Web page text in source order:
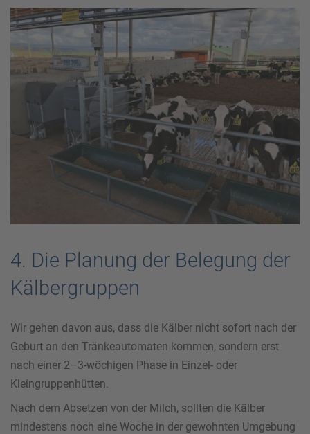
4. Die Planung der Belegung der
Kälbergruppen
Wir gehen davon aus, dass die Kälber nicht sofort nach der
Geburt an den Tränkeautomaten kommen, sondern erst
nach einer 2–3-wöchigen Phase in Einzel- oder
Kleingruppenhütten.
Nach dem Absetzen von der Milch, sollten die Kälber
mindestens noch eine Woche in der gewohnten Umgebung